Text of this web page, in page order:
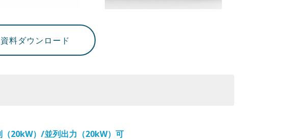
資料ダウンロード
20kW）/並列出力（20kW）可